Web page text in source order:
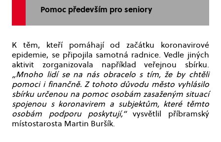
Pomoc především pro seniory
K těm, kteří pomáhají od začátku koronavirové
epidemie, se připojila samotná radnice. Vedle jiných
aktivit zorganizovala například veřejnou sbírku.
„Mnoho lidí se na nás obracelo s tím, že by chtěli
pomoci i finančně. Z tohoto důvodu město vyhlásilo
sbírku určenou na pomoc osobám zasaženým situací
spojenou s koronavirem a subjektům, které těmto
osobám podporu poskytují,“vysvětlil příbramský
místostarosta Martin Buršík.